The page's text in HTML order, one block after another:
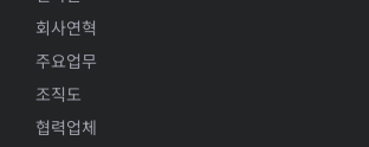
회사연혁
주요업무
조직도
협력업체